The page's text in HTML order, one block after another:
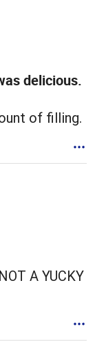
delicious.
of filling.
A YUCKY